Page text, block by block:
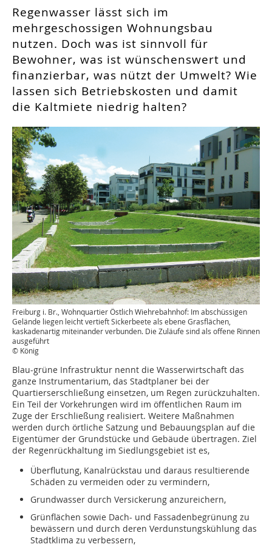
Regenwasser lässt sich im
mehrgeschossigen Wohnungsbau
nutzen. Doch was ist sinnvoll für
Bewohner, was ist wünschenswert und
finanzierbar, was nützt der Umwelt? Wie
lassen sich Betriebskosten und damit
die Kaltmiete niedrig halten?
Freiburg i. Br., Wohnquartier Östlich Wiehrebahnhof: Im abschüssigen
Gelände liegen leicht vertieft Sickerbeete als ebene Grasflächen,
kaskadenartig miteinander verbunden. Die Zuläufe sind als offene Rinnen
ausgeführt
© König
Blau-grüne Infrastruktur nennt die Wasserwirtschaft das
ganze Instrumentarium, das Stadtplaner bei der
Quartierserschließung einsetzen, um Regen zurückzuhalten.
Ein Teil der Vorkehrungen wird im öffentlichen Raum im
Zuge der Erschließung realisiert. Weitere Maßnahmen
werden durch örtliche Satzung und Bebauungsplan auf die
Eigentümer der Grundstücke und Gebäude übertragen. Ziel
der Regen­rückhaltung im Siedlungsgebiet ist es,
Überflutung, Kanalrückstau und daraus resultierende
Schäden zu vermeiden oder zu vermindern,
Grundwasser durch Versickerung anzureichern,
Grünflächen sowie Dach- und Fassadenbegrünung zu
bewässern und durch deren Verdunstungskühlung das
Stadtklima zu verbessern,